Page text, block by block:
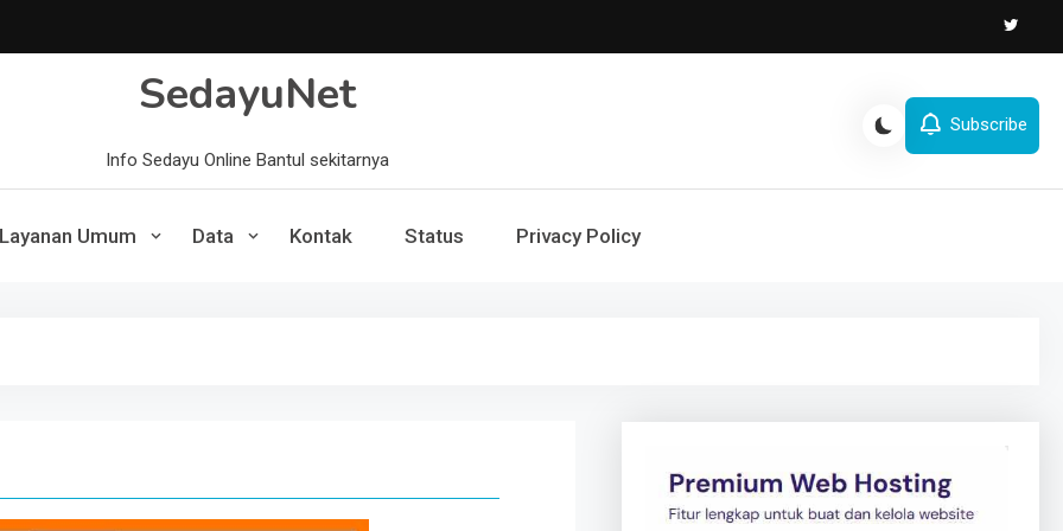
SedayuNet
Info Sedayu Online Bantul sekitarnya
Subscribe
Layanan Umum Data Kontak Status Privacy Policy